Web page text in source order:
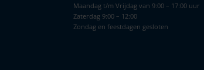
Maandag t/m Vrijdag van 9:00 – 17:00 uur
Zaterdag 9:00 – 12:00
Zondag en feestdagen gesloten